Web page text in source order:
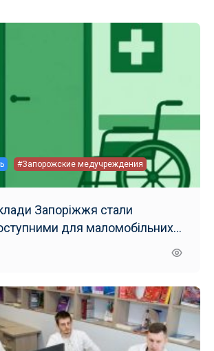
#Запорожские медучреждения
Запоріжжя стали
для маломобільних